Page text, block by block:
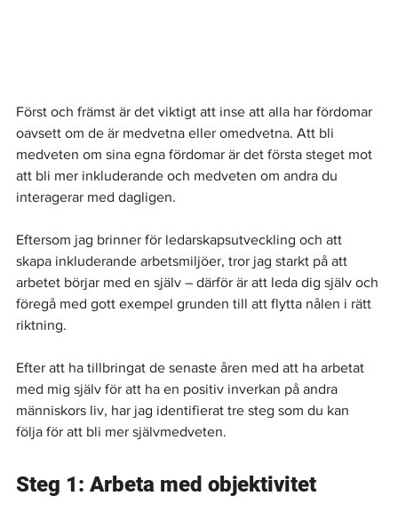
Först och främst är det viktigt att inse att alla har fördomar
oavsett om de är medvetna eller omedvetna. Att bli
medveten om sina egna fördomar är det första steget mot
att bli mer inkluderande och medveten om andra du
interagerar med dagligen.
Eftersom jag brinner för ledarskapsutveckling och att
skapa inkluderande arbetsmiljöer, tror jag starkt på att
arbetet börjar med en själv – därför är att leda dig själv och
föregå med gott exempel grunden till att flytta nålen i rätt
riktning.
Efter att ha tillbringat de senaste åren med att ha arbetat
med mig själv för att ha en positiv inverkan på andra
människors liv, har jag identifierat tre steg som du kan
följa för att bli mer självmedveten.
Steg 1: Arbeta med objektivitet